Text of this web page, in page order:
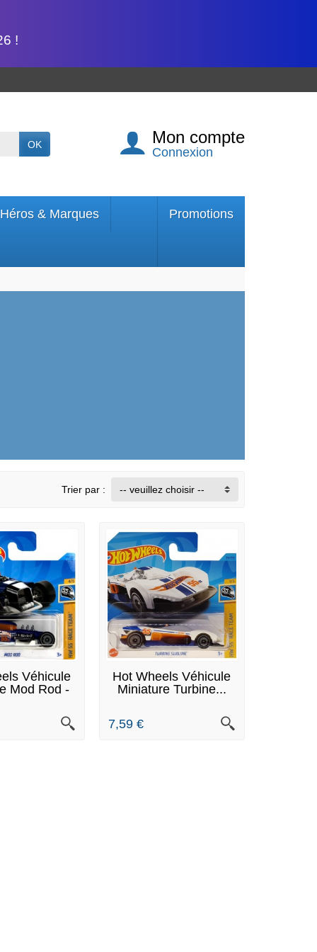
!
OK Mon compte
Connexion
Héros & Marques Promotions
Trier par : -- veuillez choisir --
STOCKVéhicule
Mod Rod -
EN STOCK
Hot Wheels Véhicule
Miniature Turbine...
7,59 €